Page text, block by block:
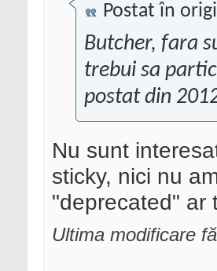
Postat în
Butcher, fara
trebui sa
postat din
Nu sunt
sticky, nici nu
"deprecated" ar
Ultima modificare